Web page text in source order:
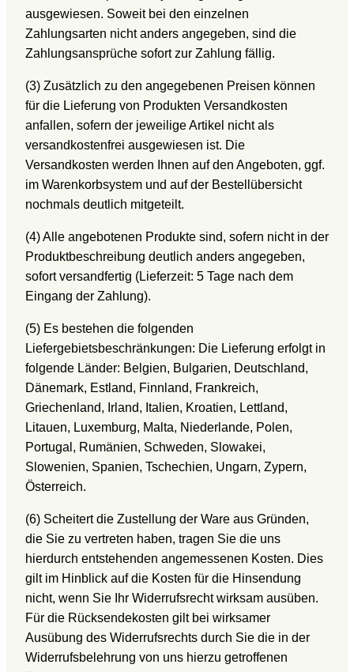
ausgewiesen. Soweit bei den einzelnen
Zahlungsarten nicht anders angegeben, sind die
Zahlungsansprüche sofort zur Zahlung fällig.
(3) Zusätzlich zu den angegebenen Preisen können
für die Lieferung von Produkten Versandkosten
anfallen, sofern der jeweilige Artikel nicht als
versandkostenfrei ausgewiesen ist. Die
Versandkosten werden Ihnen auf den Angeboten, ggf.
im Warenkorbsystem und auf der Bestellübersicht
nochmals deutlich mitgeteilt.
(4) Alle angebotenen Produkte sind, sofern nicht in der
Produktbeschreibung deutlich anders angegeben,
sofort versandfertig (Lieferzeit: 5 Tage nach dem
Eingang der Zahlung).
(5) Es bestehen die folgenden
Liefergebietsbeschränkungen: Die Lieferung erfolgt in
folgende Länder: Belgien, Bulgarien, Deutschland,
Dänemark, Estland, Finnland, Frankreich,
Griechenland, Irland, Italien, Kroatien, Lettland,
Litauen, Luxemburg, Malta, Niederlande, Polen,
Portugal, Rumänien, Schweden, Slowakei,
Slowenien, Spanien, Tschechien, Ungarn, Zypern,
Österreich.
(6) Scheitert die Zustellung der Ware aus Gründen,
die Sie zu vertreten haben, tragen Sie die uns
hierdurch entstehenden angemessenen Kosten. Dies
gilt im Hinblick auf die Kosten für die Hinsendung
nicht, wenn Sie Ihr Widerrufsrecht wirksam ausüben.
Für die Rücksendekosten gilt bei wirksamer
Ausübung des Widerrufsrechts durch Sie die in der
Widerrufsbelehrung von uns hierzu getroffenen